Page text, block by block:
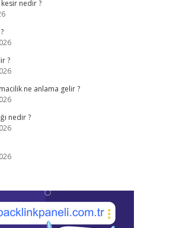
kesir nedir ?
?
ne anlama gelir ?
nedir ?